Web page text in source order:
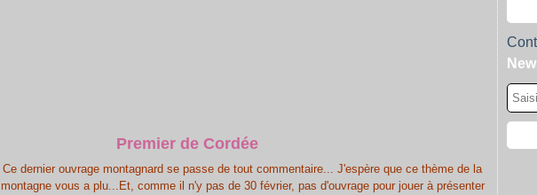
Premier de Cordée
Ce dernier ouvrage montagnard se passe de tout commentaire... J'espère que ce thème de la
montagne vous a plu...Et, comme il n'y pas de 30 février, pas d'ouvrage pour jouer à présenter